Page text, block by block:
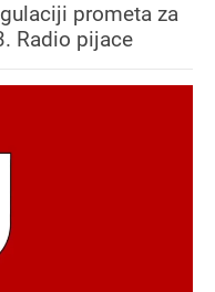
prometa za
Radio pijace